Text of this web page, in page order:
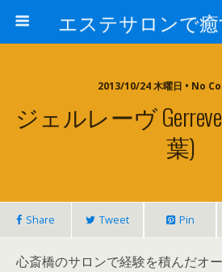
2013/10/24 木曜日 • No
ジェルレーヴ
葉)
Share Tweet Pin
心斎橋のサロンで経験を積んだオ